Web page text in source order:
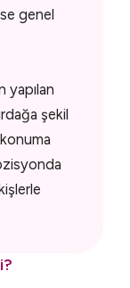
genel
yapılan
şekil